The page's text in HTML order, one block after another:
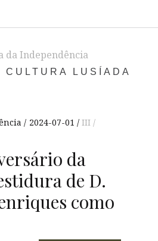
CULTURA LUSÍADA
2024-07-01
III /
ário da
de D.
como